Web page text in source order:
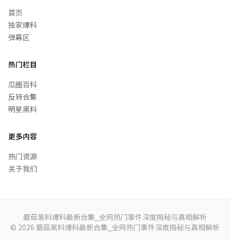
首页
独家爆料
弹幕区
热门栏目
瓜圈百科
反转合集
明星黑料
更多内容
热门资源
关于我们
蘑菇黑料爆料最新合集_全网热门事件深度揭秘与真相解析
© 2026 蘑菇黑料爆料最新合集_全网热门事件深度揭秘与真相解析